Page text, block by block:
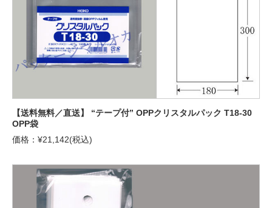
【送料無料／直送】 “テープ付” OPPクリスタルパック T18-30
OPP袋
価格：¥21,142(税込)